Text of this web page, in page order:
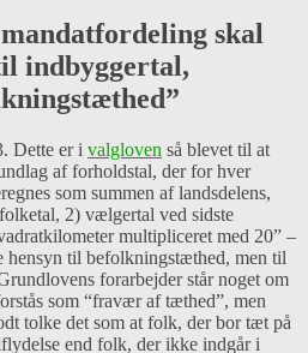
skal
indbyggertal,
Dette er i valgloven så blevet til at
af forholdstal, der for hver
som summen af landsdelens,
2) vælgertal ved sidste
multipliceret med 20” –
til befolkningstæthed, men til
forarbejder står noget om
som “fravær af tæthed”, men
tolke det som at folk, der bor tæt på
end folk, der ikke indgår i